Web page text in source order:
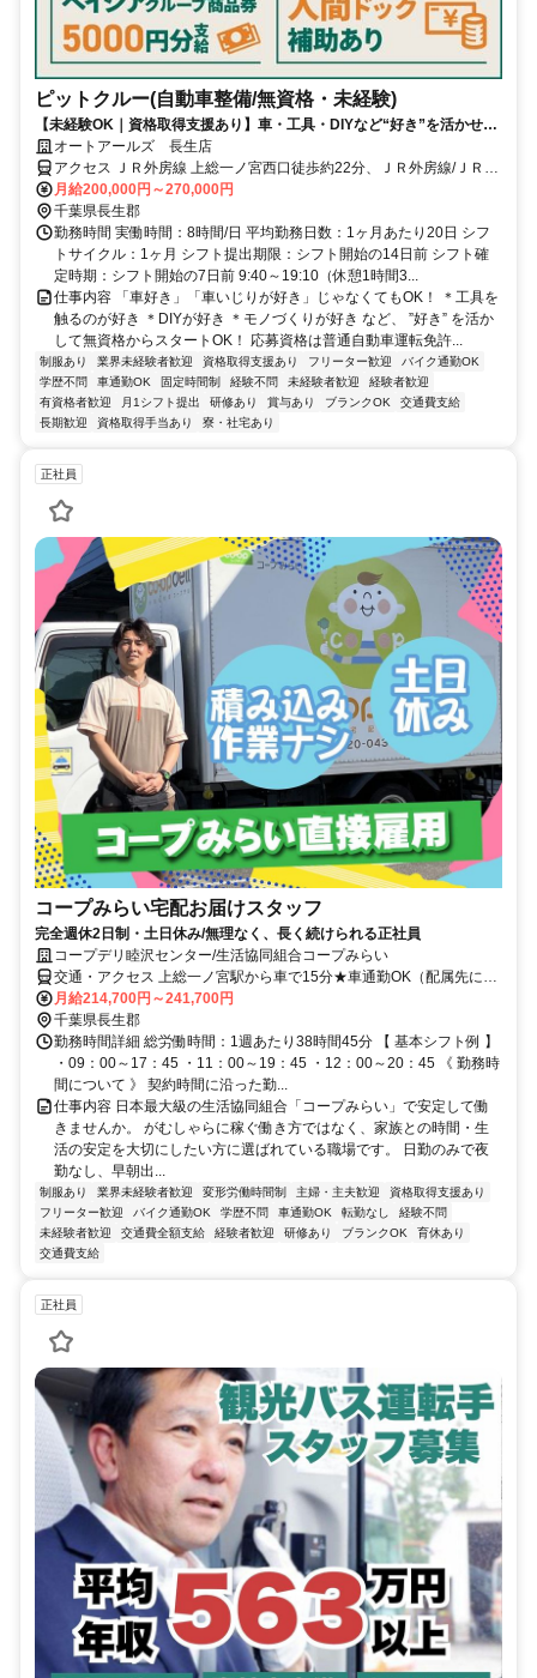
ピットクルー(自動車整備/無資格・未経験)
【未経験OK｜資格取得支援あり】車・工具・DIYなど“好き”を活かせ
る！《年間休日115日／残業代1分単位／月残業10h未満》
オートアールズ 長生店
アクセス ＪＲ外房線 上総一ノ宮西口徒歩約22分、ＪＲ外房線/ＪＲ総
武本線 八積徒歩約30分 上総一ノ宮駅から車で3分
月給200,000円～270,000円
千葉県長生郡
勤務時間 実働時間：8時間/日 平均勤務日数：1ヶ月あたり20日 シフ
トサイクル：1ヶ月 シフト提出期限：シフト開始の14日前 シフト確
定時期：シフト開始の7日前 9:40～19:10（休憩1時間3...
仕事内容 「車好き」「車いじりが好き」じゃなくてもOK！ ＊工具を
触るのが好き ＊DIYが好き ＊モノづくりが好き など、 ”好き” を活か
して無資格からスタートOK！ 応募資格は普通自動車運転免許...
制服あり 業界未経験者歓迎 資格取得支援あり フリーター歓迎
バイク通勤OK
学歴不問
車通勤OK 固定時間制 経験不問 未経験者歓迎
経験者歓迎
有資格者歓迎
月1シフト提出 研修あり 賞与あり ブランクOK
交通費支給
長期歓迎
資格取得手当あり 寮・社宅あり
正社員
コープみらい宅配お届けスタッフ
完全週休2日制・土日休み/無理なく、長く続けられる正社員
コープデリ睦沢センター/生活協同組合コープみらい
交通・アクセス 上総一ノ宮駅から車で15分★車通勤OK（配属先によ
る）※配属先は、入職時期や各センターの人員状況を踏まえ、本人の
希望を考慮した上で、募集場所を含む通勤可能な範囲のセンターから
決定します。
月給214,700円～241,700円
千葉県長生郡
勤務時間詳細 総労働時間：1週あたり38時間45分 【 基本シフト例 】
・09：00～17：45 ・11：00～19：45 ・12：00～20：45 《 勤務時
間について 》 契約時間に沿った勤...
仕事内容 日本最大級の生活協同組合「コープみらい」で安定して働
きませんか。 がむしゃらに稼ぐ働き方ではなく、家族との時間・生
活の安定を大切にしたい方に選ばれている職場です。 日勤のみで夜
勤なし、早朝出...
制服あり 業界未経験者歓迎 変形労働時間制 主婦・主夫歓迎
資格取得支援あり
フリーター歓迎
バイク通勤OK 学歴不問 車通勤OK 転勤なし
経験不問
未経験者歓迎
交通費全額支給 経験者歓迎 研修あり ブランクOK
育休あり
交通費支給
正社員